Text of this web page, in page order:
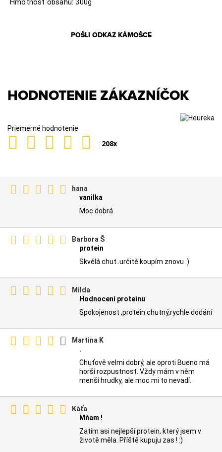
Hmotnosť obsahu: 300g
POŠLI ODKAZ KÁMOŠCE
HODNOTENIE ZÁKAZNÍČOK
Priemerné hodnotenie
208x
hana
vanilka
Moc dobrá
Barbora Š
protein
Skvělá chut..určitě koupím znovu :)
Milda
Hodnocení proteinu
Spokojenost ,protein chutný,rychle dodání
Martina K
.
Chuťově velmi dobrý, ale oproti Bueno má
horší rozpustnost. Vždy mám v něm
menší hrudky, ale moc mi to nevadí.
Káťa
Mňam !
Zatím asi nejlepší protein, který jsem v
životě měla. Příště kupuju zas ! :)